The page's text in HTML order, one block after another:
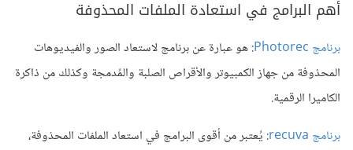
أهم البرامج في استعادة الملفات المحذوفة
برنامج Photorec
: هو عبارة عن برنامج لاستعاد الصور والفيديوهات
المحذوفة من جهاز الكمبيوتر والأقراص الصلبة والمُدمجة وكذلك من ذاكرة
الكاميرا الرقمية.
برنامج recuva
: يُعتبر من أقوى البرامج في استعاد الملفات المحذوفة،